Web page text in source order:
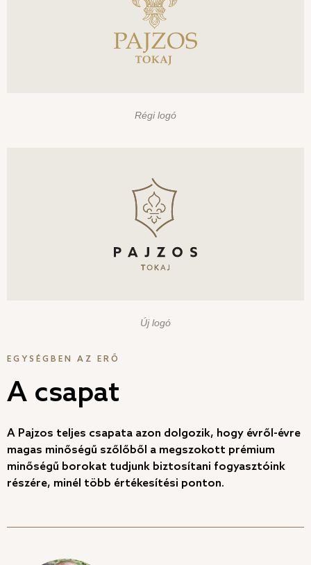
Régi logó
Új logó
EGYSÉGBEN AZ ERŐ
A csapat
A Pajzos teljes csapata azon dolgozik, hogy évről-évre
magas minőségű szőlőből a megszokott prémium
minőségű borokat tudjunk biztosítani fogyasztóink
részére, minél több értékesítési ponton.